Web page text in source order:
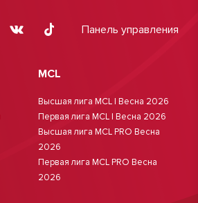
Панель управления
MCL
Высшая лига MCL | Весна 2026
Первая лига MCL | Весна 2026
Высшая лига MCL PRO Весна
2026
Первая лига MCL PRO Весна
2026